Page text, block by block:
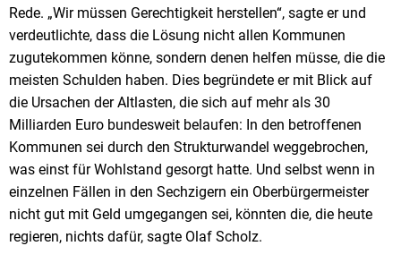
Rede. „Wir müssen Gerechtigkeit herstellen“, sagte er und
verdeutlichte, dass die Lösung nicht allen Kommunen
zugutekommen könne, sondern denen helfen müsse, die die
meisten Schulden haben. Dies begründete er mit Blick auf
die Ursachen der Altlasten, die sich auf mehr als 30
Milliarden Euro bundesweit belaufen: In den betroffenen
Kommunen sei durch den Strukturwandel weggebrochen,
was einst für Wohlstand gesorgt hatte. Und selbst wenn in
einzelnen Fällen in den Sechzigern ein Oberbürgermeister
nicht gut mit Geld umgegangen sei, könnten die, die heute
regieren, nichts dafür, sagte Olaf Scholz.